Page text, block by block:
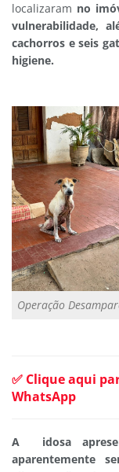
localizaram no
vulnerabilidade,
cachorros e seis
higiene.
Operação
✅ Clique aqui
WhatsApp
A idosa
aparentemente